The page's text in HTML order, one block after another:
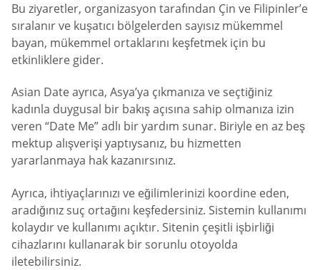
Bu ziyaretler, organizasyon tarafından Çin ve Filipinler’e
sıralanır ve kuşatıcı bölgelerden sayısız mükemmel
bayan, mükemmel ortaklarını keşfetmek için bu
etkinliklere gider.
Asian Date ayrıca, Asya’ya çıkmanıza ve seçtiğiniz
kadınla duygusal bir bakış açısına sahip olmanıza izin
veren “Date Me” adlı bir yardım sunar. Biriyle en az beş
mektup alışverişi yaptıysanız, bu hizmetten
yararlanmaya hak kazanırsınız.
Ayrıca, ihtiyaçlarınızı ve eğilimlerinizi koordine eden,
aradığınız suç ortağını keşfedersiniz. Sistemin kullanımı
kolaydır ve kullanımı açıktır. Sitenin çeşitli işbirliği
cihazlarını kullanarak bir sorunlu otoyolda
iletebilirsiniz.